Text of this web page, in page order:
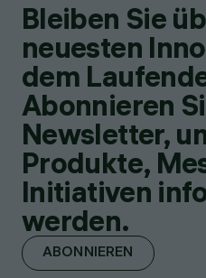
Bleiben Sie
neuesten
dem
Abonnieren
Newsletter,
Produkte,
Initiativen
werden.
ABONNIEREN